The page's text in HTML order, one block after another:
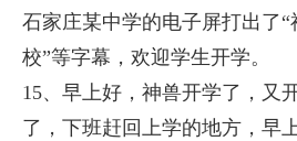
石家庄某中学的电子屏打出了“
校”等字幕，欢迎学生开学。
15、早上好，神兽开学了，又
了，下班赶回上学的地方，早